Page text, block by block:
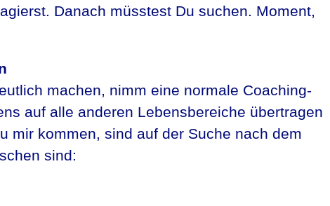
Danach müsstest Du suchen. Moment,
machen, nimm eine normale Coaching-
auf alle anderen Lebensbereiche übertragen
mir kommen, sind auf der Suche nach dem
sind: